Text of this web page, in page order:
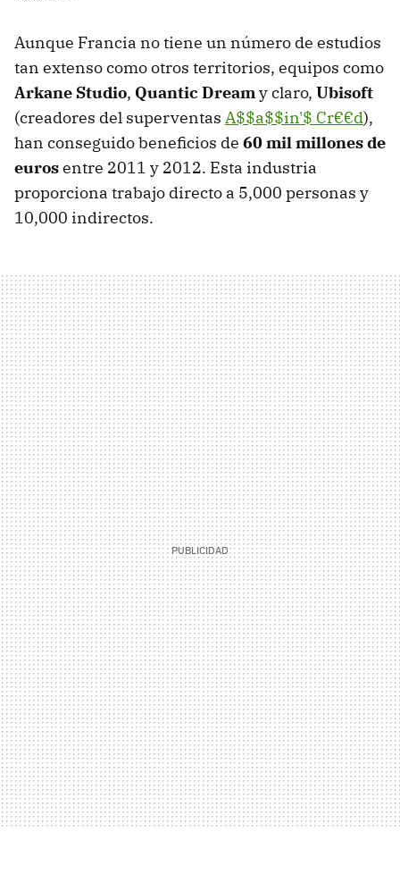
Aunque Francia no tiene un número de estudios
tan extenso como otros territorios, equipos como
Arkane Studio, Quantic Dreamy claro, Ubisoft
(creadores del superventas A$$a$$in'$ Cr€€d),
han conseguido beneficios de 60 mil millones de
eurosentre 2011 y 2012. Esta industria
proporciona trabajo directo a 5,000 personas y
10,000 indirectos.